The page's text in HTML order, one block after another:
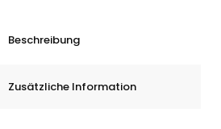
Beschreibung
Zusätzliche Information